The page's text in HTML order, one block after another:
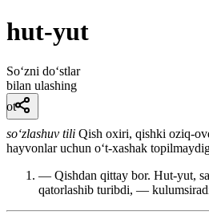
hut-yut
So‘zni do‘stlar
bilan ulashing
ot
so‘zlashuv tili Qish oxiri, qishki oziq-
hayvonlar uchun oʻt-xashak
— Qishdan qittay bor. Hut-yut,
qatorlashib turibdi, —